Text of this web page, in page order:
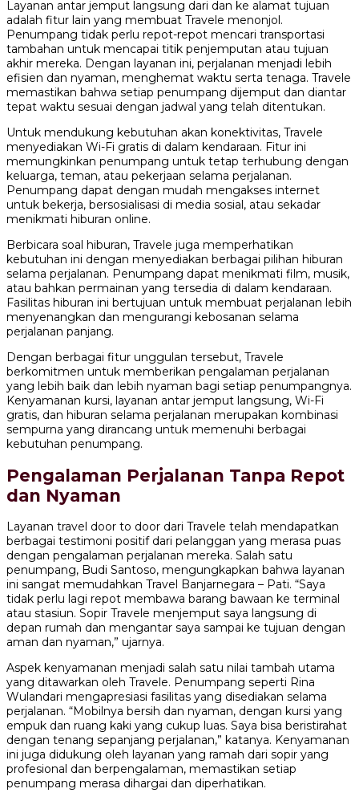
Layanan antar jemput langsung dari dan ke alamat tujuan
adalah fitur lain yang membuat Travele menonjol.
Penumpang tidak perlu repot-repot mencari transportasi
tambahan untuk mencapai titik penjemputan atau tujuan
akhir mereka. Dengan layanan ini, perjalanan menjadi lebih
efisien dan nyaman, menghemat waktu serta tenaga. Travele
memastikan bahwa setiap penumpang dijemput dan diantar
tepat waktu sesuai dengan jadwal yang telah ditentukan.
Untuk mendukung kebutuhan akan konektivitas, Travele
menyediakan Wi-Fi gratis di dalam kendaraan. Fitur ini
memungkinkan penumpang untuk tetap terhubung dengan
keluarga, teman, atau pekerjaan selama perjalanan.
Penumpang dapat dengan mudah mengakses internet
untuk bekerja, bersosialisasi di media sosial, atau sekadar
menikmati hiburan online.
Berbicara soal hiburan, Travele juga memperhatikan
kebutuhan ini dengan menyediakan berbagai pilihan hiburan
selama perjalanan. Penumpang dapat menikmati film, musik,
atau bahkan permainan yang tersedia di dalam kendaraan.
Fasilitas hiburan ini bertujuan untuk membuat perjalanan lebih
menyenangkan dan mengurangi kebosanan selama
perjalanan panjang.
Dengan berbagai fitur unggulan tersebut, Travele
berkomitmen untuk memberikan pengalaman perjalanan
yang lebih baik dan lebih nyaman bagi setiap penumpangnya.
Kenyamanan kursi, layanan antar jemput langsung, Wi-Fi
gratis, dan hiburan selama perjalanan merupakan kombinasi
sempurna yang dirancang untuk memenuhi berbagai
kebutuhan penumpang.
Pengalaman Perjalanan Tanpa Repot
dan Nyaman
Layanan travel door to door dari Travele telah mendapatkan
berbagai testimoni positif dari pelanggan yang merasa puas
dengan pengalaman perjalanan mereka. Salah satu
penumpang, Budi Santoso, mengungkapkan bahwa layanan
ini sangat memudahkan Travel Banjarnegara – Pati. “Saya
tidak perlu lagi repot membawa barang bawaan ke terminal
atau stasiun. Sopir Travele menjemput saya langsung di
depan rumah dan mengantar saya sampai ke tujuan dengan
aman dan nyaman,” ujarnya.
Aspek kenyamanan menjadi salah satu nilai tambah utama
yang ditawarkan oleh Travele. Penumpang seperti Rina
Wulandari mengapresiasi fasilitas yang disediakan selama
perjalanan. “Mobilnya bersih dan nyaman, dengan kursi yang
empuk dan ruang kaki yang cukup luas. Saya bisa beristirahat
dengan tenang sepanjang perjalanan,” katanya. Kenyamanan
ini juga didukung oleh layanan yang ramah dari sopir yang
profesional dan berpengalaman, memastikan setiap
penumpang merasa dihargai dan diperhatikan.